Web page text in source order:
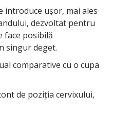
introduce ușor, mai ales
dezvoltat pentru
face posibilă
singur deget.
comparative cu o cupa
de poziția cervixului,